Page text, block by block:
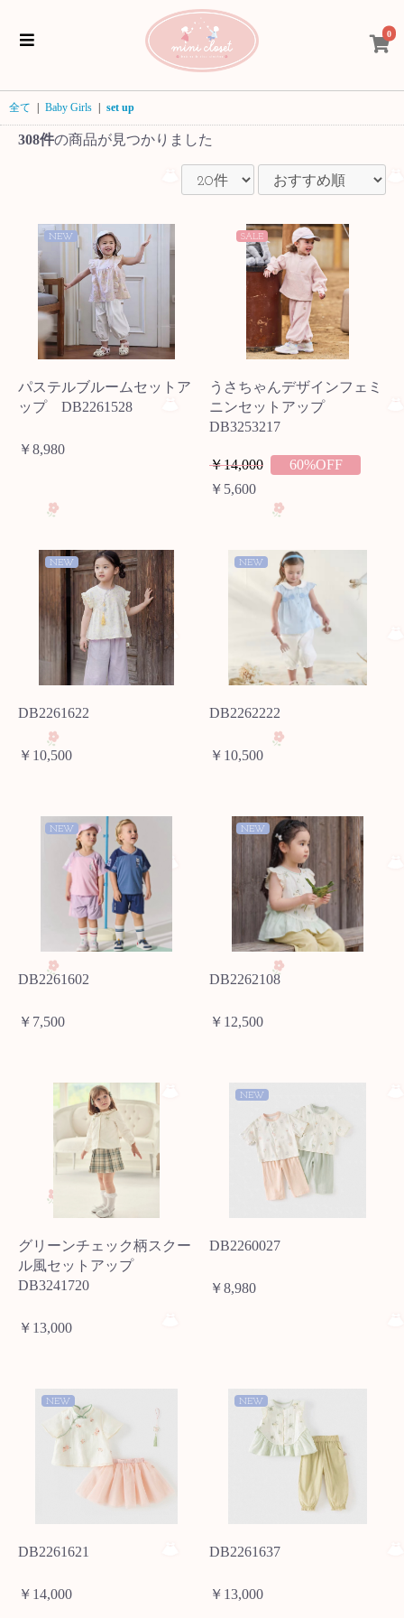
0
全て Baby Girls set up
308件の商品が見つかりました
NEW
パステルブルームセットア
ップ DB2261528
￥8,980
SALE
うさちゃんデザインフェミ
ニンセットアップ
DB3253217
￥14,000
60%OFF
￥5,600
NEW
DB2261622
￥10,500
NEW
DB2262222
￥10,500
NEW
DB2261602
￥7,500
NEW
DB2262108
￥12,500
グリーンチェック柄スクー
ル風セットアップ
DB3241720
￥13,000
NEW
DB2260027
￥8,980
NEW
DB2261621
￥14,000
NEW
DB2261637
￥13,000